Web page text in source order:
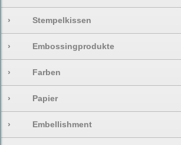
› Stempelkissen
› Embossingprodukte
› Farben
› Papier
› Embellishment